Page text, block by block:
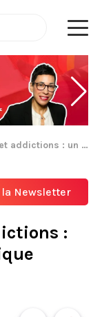
Santé mentale et addictions : un défi de santé publique majeur
Newsletter
: